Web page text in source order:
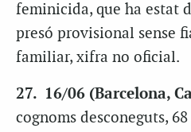
feminicida, que ha estat
presó provisional sense
familiar, xifra no oficial.
27. 16/06 (Barcelona,
cognoms desconeguts,